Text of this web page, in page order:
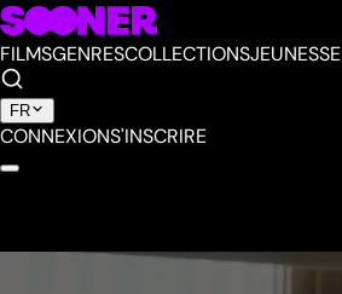
FILMSGENRESCOLLECTIONSJEUNESSE
FR
CONNEXIONS'INSCRIRE